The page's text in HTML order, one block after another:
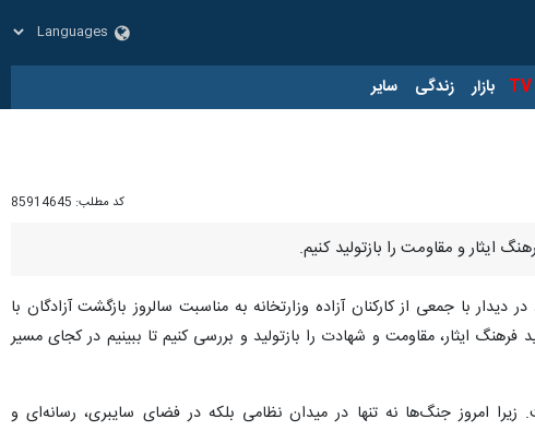
بازار زندگی سایر
کد مطلب: 85914645